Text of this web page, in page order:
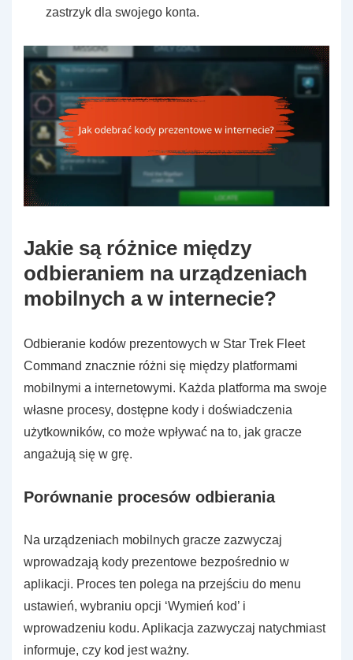
zastrzyk dla swojego konta.
Jakie są różnice między
odbieraniem na urządzeniach
mobilnych a w internecie?
Odbieranie kodów prezentowych w Star Trek Fleet
Command znacznie różni się między platformami
mobilnymi a internetowymi. Każda platforma ma swoje
własne procesy, dostępne kody i doświadczenia
użytkowników, co może wpływać na to, jak gracze
angażują się w grę.
Porównanie procesów odbierania
Na urządzeniach mobilnych gracze zazwyczaj
wprowadzają kody prezentowe bezpośrednio w
aplikacji. Proces ten polega na przejściu do menu
ustawień, wybraniu opcji ‘Wymień kod’ i
wprowadzeniu kodu. Aplikacja zazwyczaj natychmiast
informuje, czy kod jest ważny.